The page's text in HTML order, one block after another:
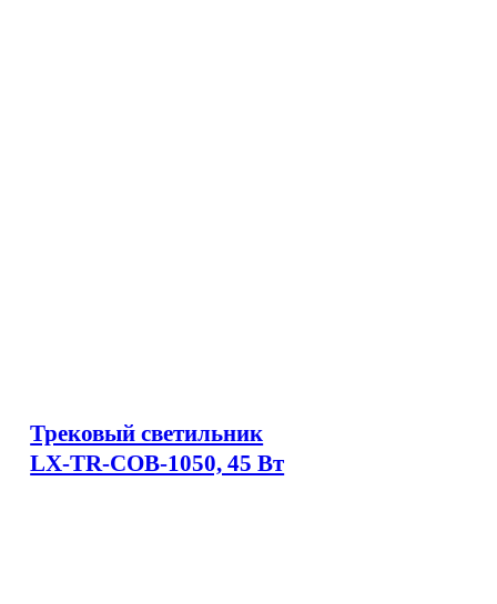
Трековый светильник
LX-TR-COB-1050, 45 Вт